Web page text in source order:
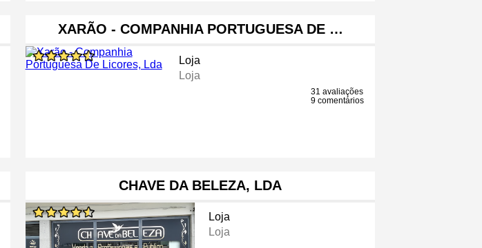
XARÃO - COMPANHIA PORTUGUESA DE …
Loja
Loja
31 avaliações
9 comentários
CHAVE DA BELEZA, LDA
Loja
Loja